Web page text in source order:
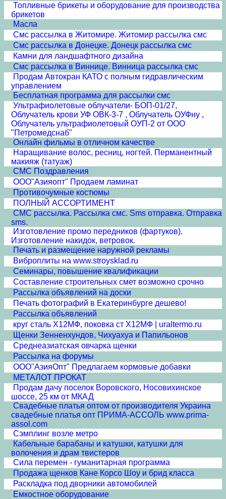
Топливные брикеты и оборудование для производства
брикетов
Масла
Смс рассылка в Житомире. Житомир рассылка смс
Смс рассылка в Донецке. Донецк рассылка смс
Камни для ландшафтного дизайна
Смс рассылка в Виннице. Винница рассылка смс
Продам Автокран КАТО с полным гидравлическим
управлением
Бесплатная программа для рассылки смс
Ультрафиолетовые облучатели- БОП-01/27,
Облучатель крови УФ ОВК-3-7 , Облучатель ОУФну ,
Облучатель ультрафиолетовый ОУП-2 от ООО
"Петромедснаб"
Онлайн фильмы в отличном качестве
Наращивание волос, ресниц, ногтей. Перманентный
макияж (татуаж)
СМС Поздравления
ООО"Азияопт" Продаем ламинат
Противочумные костюмы
ПОЛНЫЙ АССОРТИМЕНТ
СМС рассылка. Рассылка смс. Sms отправка. Отправка
sms.
Изготовление промо передников (фартуков).
Изготовление накидок, ветровок.
Печать и размещение наружной рекламы
Виброплиты на www.stroysklad.ru
Семинары, повышение квалификации
Составление строительных смет возможно срочно
Рассылка объявлений на доски
Печать фотографий в Екатеринбурге дешево!
Рассылка объявлений
круг сталь Х12МФ, поковка ст Х12МФ | uraltermo.ru
Щенки Зенненхундов, Чихуахуа и Папильонов
Среднеазиатская овчарка щенки
Рассылка на форумы
ООО"АзияОпт" Предлагаем кормовые добавки
МЕТАЛОТ ПРОКАТ
Продам дачу поселок Воровского, Носовихинское
шоссе, 25 км от МКАД
Свадебные платья оптом от производителя Украина
свадебные платья опт ПРИМА-АССОЛЬ www.prima-
assol.com
Сэмплинг возле метро
Кабельные барабаны и катушки, катушки для
волочения и драм твистеров
Сила перемен - гуманитарная программа
Продажа щенков Кане Корсо Шоу и брид класса
Раскладка под дворники автомобилей
Емкостное оборудование